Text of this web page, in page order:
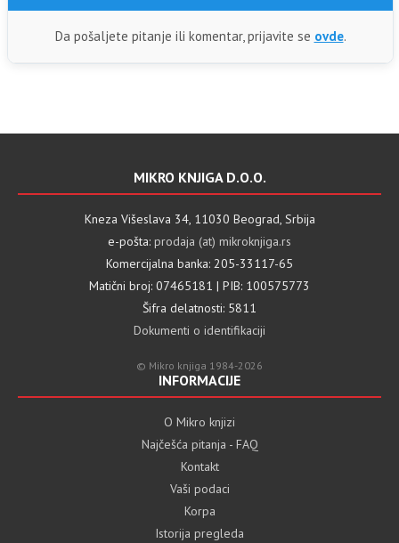
Da pošaljete pitanje ili komentar, prijavite se ovde.
MIKRO KNJIGA D.O.O.
Kneza Višeslava 34, 11030 Beograd, Srbija
e-pošta: prodaja (at) mikroknjiga.rs
Komercijalna banka: 205-33117-65
Matični broj: 07465181 | PIB: 100575773
Šifra delatnosti: 5811
Dokumenti o identifikaciji
© Mikro knjiga 1984-2026
INFORMACIJE
O Mikro knjizi
Najčešća pitanja - FAQ
Kontakt
Vaši podaci
Korpa
Istorija pregleda